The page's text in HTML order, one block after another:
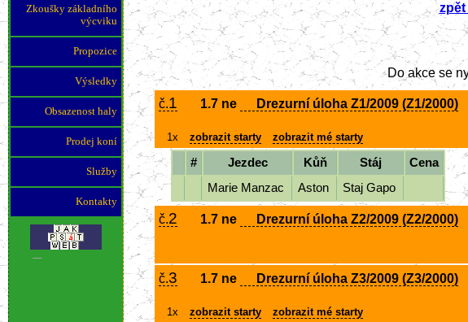
zpět
Do akce se
č.1 1.7 ne Drezurní úloha Z1/2009 (Z1/2000)
1x zobrazit starty zobrazit mé starty
# Jezdec Kůň Stáj
Cena
Marie Manzac
Aston Staj Gapo
č.2 1.7 ne Drezurní úloha Z2/2009 (Z2/2000)
č.3 1.7 ne Drezurní úloha Z3/2009 (Z3/2000)
1x zobrazit starty zobrazit mé starty
Zkoušky základního
výcviku
Propozice
Výsledky
Obsazenost haly
Prodej koní
Služby
Kontakty